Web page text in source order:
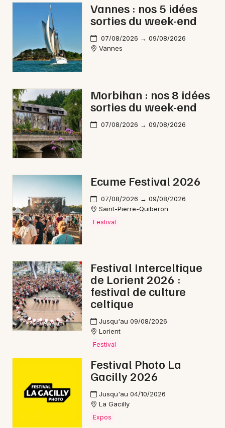
Vannes : nos 5 idées
sorties du week-end
07/08/2026 → 09/08/2026
Vannes
Morbihan : nos 8 idées
sorties du week-end
07/08/2026 → 09/08/2026
Ecume Festival 2026
07/08/2026 → 09/08/2026
Saint-Pierre-Quiberon
Festival
Festival Interceltique
de Lorient 2026 :
festival de culture
celtique
Jusqu'au 09/08/2026
Lorient
Festival
Festival Photo La
Gacilly 2026
Jusqu'au 04/10/2026
La Gacilly
Expos